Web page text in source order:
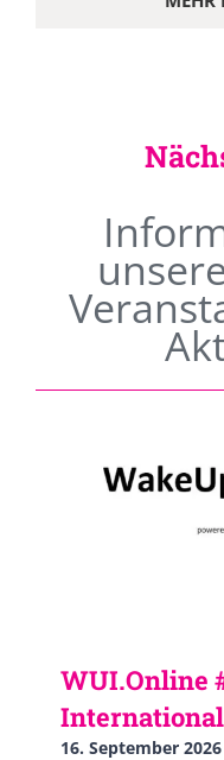
WUI.Online
16. September